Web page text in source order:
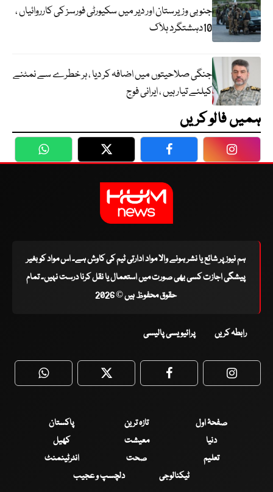
جنوبی وزیرستان اور دیر میں سکیورٹی فورسز کی کارروائیاں ،
10دہشتگرد ہلاک
جنگی صلاحیتوں میں اضافہ کر دیا ، ہر خطرے سے نمٹنے
کیلئے تیار ہیں ، ایرانی فوج
ہمیں فالو کریں
WhatsApp Twitter Facebook
ہم نیوز پر شائع یا نشر ہونے والا مواد ادارتی ٹیم کی کاوش ہے۔ اس مواد کو بغیر
پیشگی اجازت کسی بھی صورت میں استعمال یا نقل کرنا درست نہیں۔ تمام
حقوق محفوظ ہیں © 2026
رابطہ کریں پرائیویسی پالیسی
WhatsApp Twitter Facebook
صفحۂ اول تازہ ترین
پاکستان
دنیا
معیشت
کھیل
تعلیم
صحت
انٹرٹینمنٹ
ٹیکنالوجی
دلچسپ و عجیب